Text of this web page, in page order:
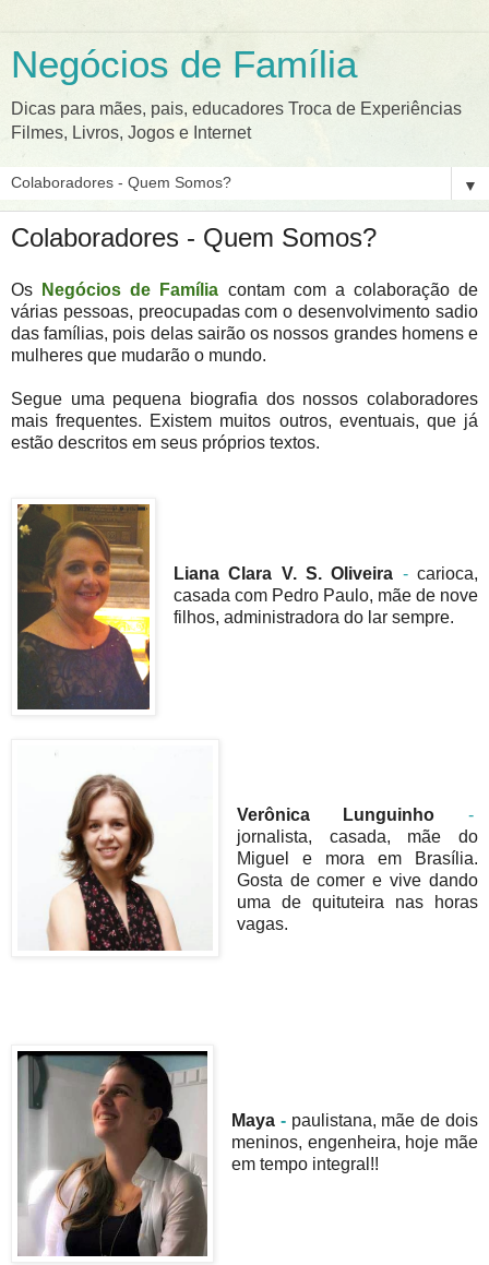
Negócios de Família
Dicas para mães, pais, educadores Troca de Experiências
Filmes, Livros, Jogos e Internet
▼
Colaboradores - Quem Somos?
Os Negócios de Família contam com a colaboração de
várias pessoas, preocupadas com o desenvolvimento sadio
das famílias, pois delas sairão os nossos grandes homens e
mulheres que mudarão o mundo.
Segue uma pequena biografia dos nossos colaboradores
mais frequentes. Existem muitos outros, eventuais, que já
estão descritos em seus próprios textos.
Liana Clara V. S. Oliveira -carioca,
casada com Pedro Paulo, mãe de nove
filhos, administradora do lar sempre.
Verônica Lunguinho -
jornalista, casada, mãe do
Miguel e mora em Brasília.
Gosta de comer e vive dando
uma de quituteira nas horas
vagas.
Maya -paulistana, mãe de dois
meninos, engenheira, hoje mãe
em tempo integral!!